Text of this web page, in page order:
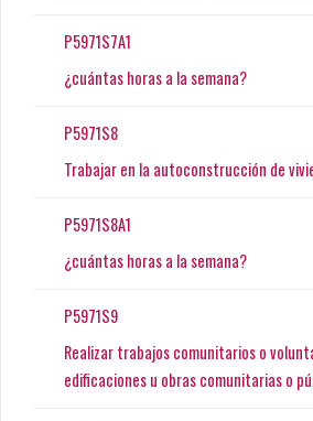
P5971S7A1
¿cuántas horas a la semana?
P5971S8
Trabajar en la autoconstrucción de
P5971S8A1
¿cuántas horas a la semana?
P5971S9
Realizar trabajos comunitarios o
edificaciones u obras comunitarias o